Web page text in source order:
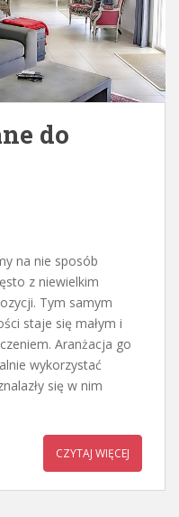
do
na nie sposób
z niewielkim
Tym samym
staje się małym i
Aranżacja go
wykorzystać
się w nim
CZYTAJ WIĘCEJ